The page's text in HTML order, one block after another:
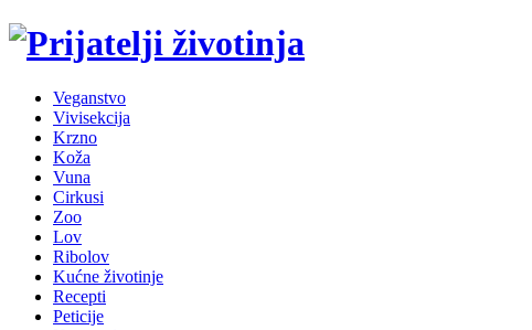
Veganstvo
Vivisekcija
Krzno
Koža
Vuna
Cirkusi
Zoo
Lov
Ribolov
Kućne životinje
Recepti
Peticije